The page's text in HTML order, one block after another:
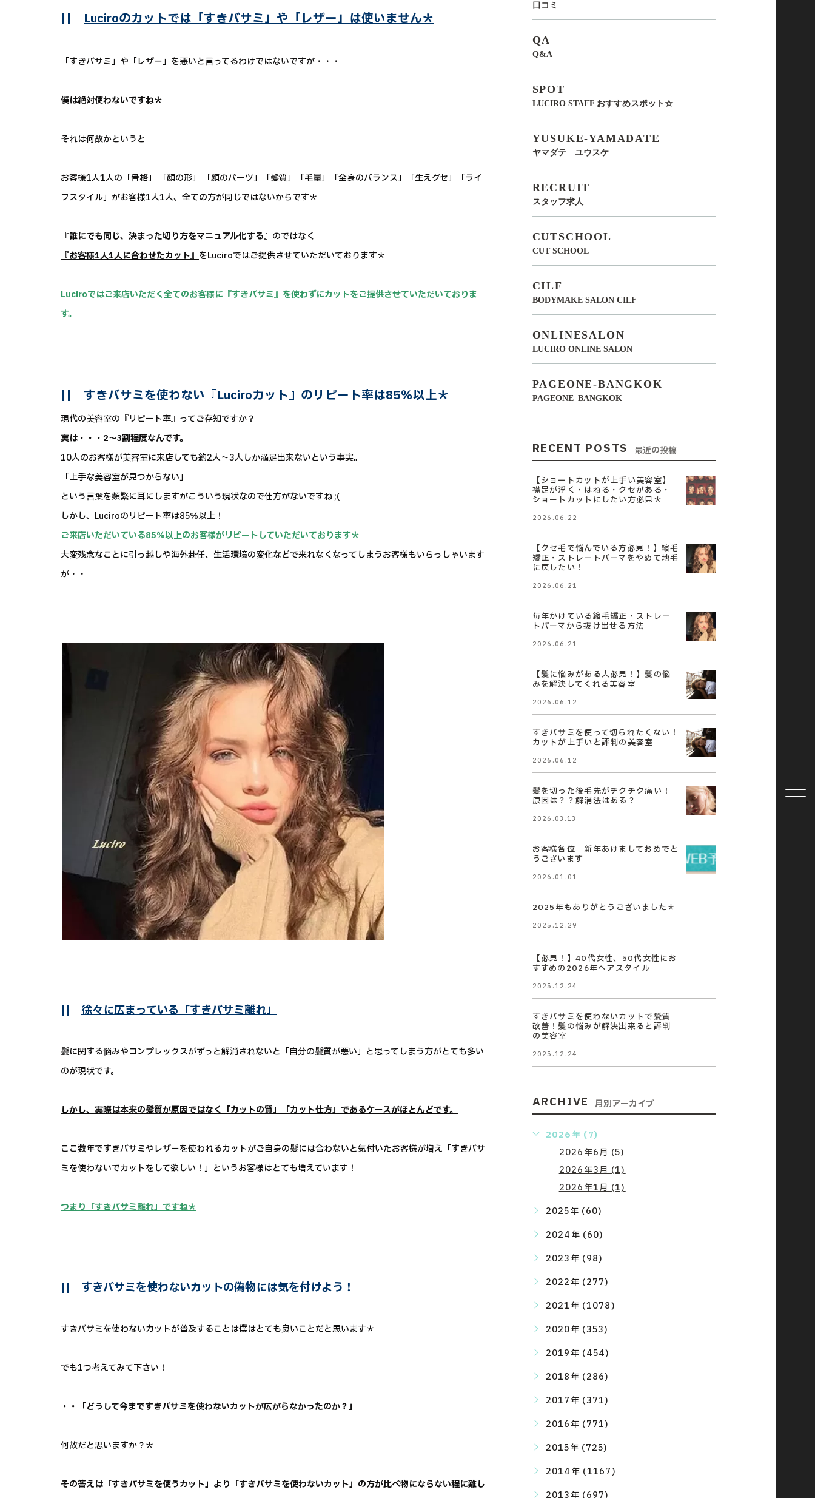
|| Luciroのカットでは「すきバサミ」や「レザー」は使いません＊
「すきバサミ」や「レザー」を悪いと言ってるわけではないですが・・・
僕は絶対使わないですね＊
それは何故かというと
お客様1人1人の「骨格」 「顔の形」 「顔のパーツ」「髪質」「毛量」「全身のバランス」「生えグセ」「ライ
フスタイル」がお客様1人1人、全ての方が同じではないからです＊
『誰にでも同じ、決まった切り方をマニュアル化する』 のではなく
『お客様1人1人に合わせたカット』 をLuciroではご提供させていただいております＊
Luciroではご来店いただく全てのお客様に『すきバサミ』を使わずにカットをご提供させていただいておりま
す。
|| すきバサミを使わない『Luciroカット』のリピート率は85％以上＊
現代の美容室の『リピート率』ってご存知ですか？
実は・・・2～3割程度なんです。
10人のお客様が美容室に来店しても約2人～3人しか満足出来ないという事実。
「上手な美容室が見つからない」
という言葉を頻繁に耳にしますがこういう現状なので仕方がないですね ;(
しかし、Luciroのリピート率は85％以上！
ご来店いただいている85％以上のお客様がリピートしていただいております＊
大変残念なことに引っ越しや海外赴任、生活環境の変化などで来れなくなってしまうお客様もいらっしゃいます
が・・
|| 徐々に広まっている「すきバサミ離れ」
髪に関する悩みやコンプレックスがずっと解消されないと「自分の髪質が悪い」と思ってしまう方がとても多い
のが現状です。
しかし、実際は本来の髪質が原因ではなく「カットの質」「カット仕方」であるケースがほとんどです。
ここ数年ですきバサミやレザーを使われるカットがご自身の髪には合わないと気付いたお客様が増え「すきバサ
ミを使わないでカットをして欲しい！」というお客様はとても増えています！
つまり「すきバサミ離れ」ですね＊
|| すきバサミを使わないカットの偽物には気を付けよう！
すきバサミを使わないカットが普及することは僕はとても良いことだと思います＊
でも1つ考えてみて下さい！
・・「どうして今まですきバサミを使わないカットが広がらなかったのか？」
何故だと思いますか？＊
その答えは「すきバサミを使うカット」より「すきバサミを使わないカット」の方が比べ物にならない程に難し
口コミ
QA
Q&A
SPOT
LUCIRO STAFF おすすめスポット☆
YUSUKE-YAMADATE
ヤマダテ ユウスケ
RECRUIT
スタッフ求人
CUTSCHOOL
CUT SCHOOL
CILF
BODYMAKE SALON CILF
ONLINESALON
LUCIRO ONLINE SALON
PAGEONE-BANGKOK
PAGEONE_BANGKOK
RECENT POSTS 最近の投稿
【ショートカットが上手い美容室】
襟足が浮く・はねる・クセがある・
ショートカットにしたい方必見＊
2026.06.22
【クセ毛で悩んでいる方必見！】縮毛
矯正・ストレートパーマをやめて地毛
に戻したい！
2026.06.21
毎年かけている縮毛矯正・ストレー
トパーマから抜け出せる方法
2026.06.21
【髪に悩みがある人必見！】髪の悩
みを解決してくれる美容室
2026.06.12
すきバサミを使って切られたくない！
カットが上手いと評判の美容室
2026.06.12
髪を切った後毛先がチクチク痛い！
原因は？？解消法はある？
2026.03.13
お客様各位 新年あけましておめでと
うございます
2026.01.01
2025年もありがとうございました＊
2025.12.29
【必見！】40代女性、50代女性にお
すすめの2026年ヘアスタイル
2025.12.24
すきバサミを使わないカットで髪質
改善！髪の悩みが解決出来ると評判
の美容室
2025.12.24
ARCHIVE 月別アーカイブ
2026年 (7)
2026年6月 (5)
2026年3月 (1)
2026年1月 (1)
2025年 (60)
2024年 (60)
2023年 (98)
2022年 (277)
2021年 (1078)
2020年 (353)
2019年 (454)
2018年 (286)
2017年 (371)
2016年 (771)
2015年 (725)
2014年 (1167)
2013年 (697)